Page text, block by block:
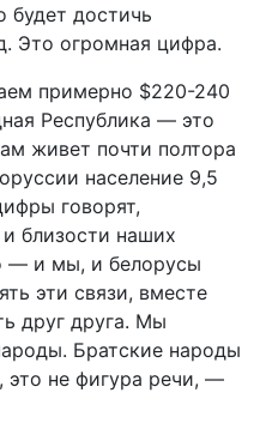
будет достичь
Это огромная цифра.
примерно $220-240
Республика — это
живет почти полтора
население 9,5
говорят,
близости наших
— и мы, и белорусы
эти связи, вместе
друг друга. Мы
Братские народы
это не фигура речи, —